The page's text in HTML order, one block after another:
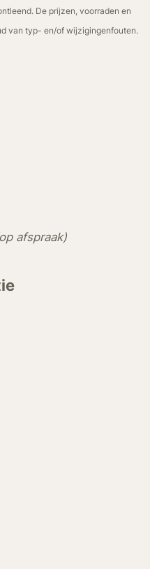
De prijzen, voorraden en
van typ- en/of wijzigingenfouten.
afspraak)